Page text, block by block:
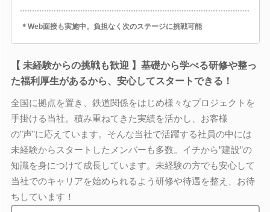
＊Web面接も実施中。負担なく次のステージに挑戦可能
【 未経験からの挑戦も歓迎 】基礎から学べる研修や整っ
た福利厚生があるから、安心してスタートできる！
全国に拠点を置き、鉄道関係をはじめ様々なプロジェクトを
手掛ける当社。積み重ねてきた実績を活かし、お客様
の”声”に応えています。そんな当社で活躍する社員の中には
未経験からスタートしたメンバーも多数。イチから”建設”の
知識を身につけて成長しています。未経験の方でも安心して
当社でのキャリアを始められるよう研修や待遇を整え、お待
ちしています！